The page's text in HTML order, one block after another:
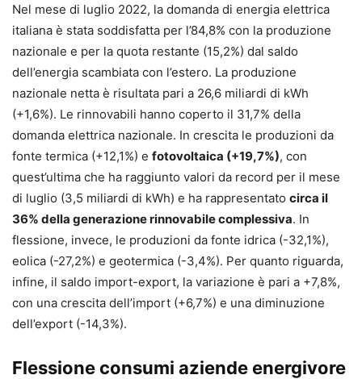
Nel mese di luglio 2022, la domanda di energia elettrica
italiana è stata soddisfatta per l’84,8% con la produzione
nazionale e per la quota restante (15,2%) dal saldo
dell’energia scambiata con l’estero. La produzione
nazionale netta è risultata pari a 26,6 miliardi di kWh
(+1,6%). Le rinnovabili hanno coperto il 31,7% della
domanda elettrica nazionale. In crescita le produzioni da
fonte termica (+12,1%) e fotovoltaica (+19,7%), con
quest’ultima che ha raggiunto valori da record per il mese
di luglio (3,5 miliardi di kWh) e ha rappresentato circa il
36% della generazione rinnovabile complessiva. In
flessione, invece, le produzioni da fonte idrica (-32,1%),
eolica (-27,2%) e geotermica (-3,4%). Per quanto riguarda,
infine, il saldo import-export, la variazione è pari a +7,8%,
con una crescita dell’import (+6,7%) e una diminuzione
dell’export (-14,3%).
Flessione consumi aziende energivore